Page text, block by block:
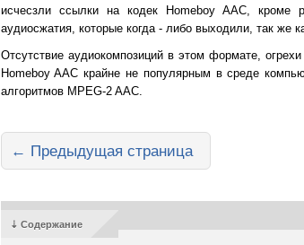
исчесзли ссылки на кодек Homeboy AAC, кроме
аудиосжатия, которые когда - либо выходили, так же
Отсутствие аудиокомпозиций в этом формате,
Homeboy AAC крайне не популярным в среде
алгоритмов MPEG-2 AAC.
← Предыдущая страница
⇣ Содержание